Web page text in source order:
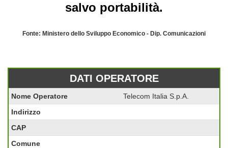
salvo portabilità.
Fonte: Ministero dello Sviluppo Economico - Dip. Comunicazioni
DATI OPERATORE
Nome Operatore
Telecom Italia S.p.A.
Indirizzo
CAP
Comune